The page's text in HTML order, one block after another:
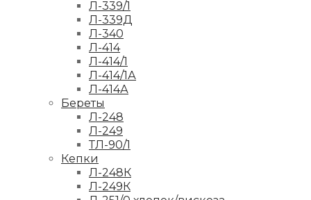
Л-339/1
Л-339Д
Л-340
Л-414
Л-414/1
Л-414/1А
Л-414А
Береты
Л-248
Л-249
ТЛ-90/1
Кепки
Л-248К
Л-249К